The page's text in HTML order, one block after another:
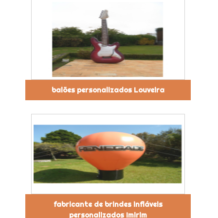
balões personalizados Louveira
fabricante de brindes infláveis
personalizados Imirim